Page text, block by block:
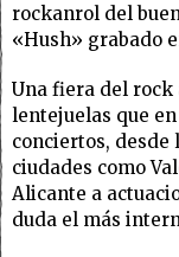
rockanrol del
«Hush» grabado
Una fiera del rock
lentejuelas que
conciertos, desde
ciudades como
Alicante a
duda el más